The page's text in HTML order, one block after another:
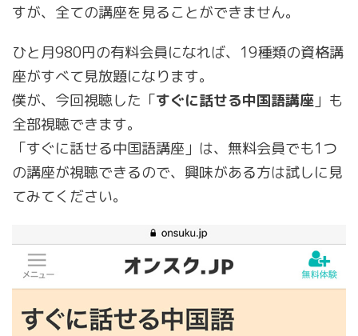
すが、全ての講座を見ることができません。
ひと月980円の有料会員になれば、19種類の資格講
座がすべて見放題になります。
僕が、今回視聴した「すぐに話せる中国語講座」も
全部視聴できます。
「すぐに話せる中国語講座」は、無料会員でも1つ
の講座が視聴できるので、興味がある方は試しに見
てみてください。